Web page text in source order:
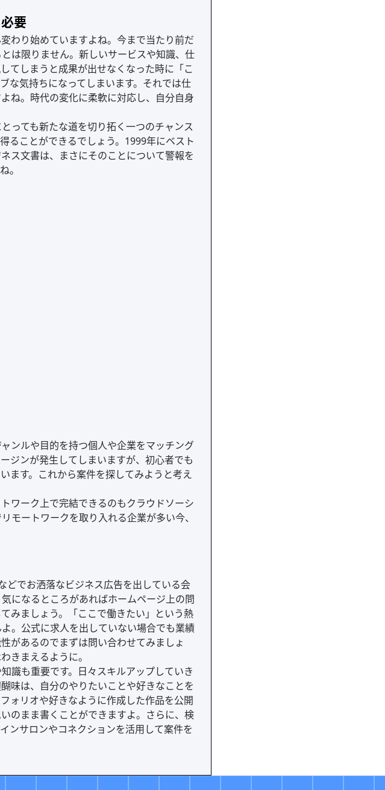
要
わり始めていますよね。今まで当たり前だ
は限りません。新しいサービスや知識、仕
てしまうと成果が出せなくなった時に「こ
な気持ちになってしまいます。それでは仕
ね。時代の変化に柔軟に対応し、自分自身
っても新たな道を切り拓く一つのチャンス
ることができるでしょう。1999年にベスト
ス文書は、まさにそのことについて警報を
。
ンルや目的を持つ個人や企業をマッチング
ジンが発生してしまいますが、初心者でも
ます。これから案件を探してみようと考え
ワーク上で完結できるのもクラウドソーシ
モートワークを取り入れる企業が多い今、
どでお洒落なビジネス広告を出している会
になるところがあればホームページ上の問
みましょう。「ここで働きたい」という熱
。公式に求人を出していない場合でも業績
があるのでまずは問い合わせてみましょ
きまえるように。
識も重要です。日々スキルアップしていき
味は、自分のやりたいことや好きなことを
ォリオや好きなように作成した作品を公開
のまま書くことができますよ。さらに、検
ンサロンやコネクションを活用して案件を